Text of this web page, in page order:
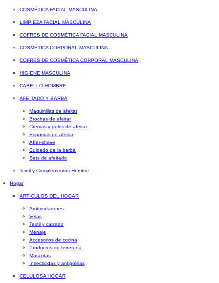
COSMÉTICA FACIAL MASCULINA
LIMPIEZA FACIAL MASCULINA
COFRES DE COSMÉTICA FACIAL MASCULINA
COSMÉTICA CORPORAL MASCULINA
COFRES DE COSMÉTICA CORPORAL MASCULINA
HIGIENE MASCULINA
CABELLO HOMBRE
AFEITADO Y BARBA
Maquinillas de afeitar
Brochas de afeitar
Cremas y geles de afeitar
Espumas de afeitar
After-shave
Cuidado de la barba
Sets de afeitado
Textil y Complementos Hombre
Hogar
ARTÍCULOS DEL HOGAR
Ambientadores
Velas
Textil y calzado
Menaje
Accesorios de cocina
Productos de ferretería
Mascotas
Insecticidas y antipolillas
CELULOSA HOGAR